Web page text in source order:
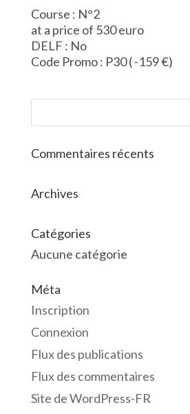
Course : N°2
at a price of 530 euro
DELF : No
Code Promo : P30 ( -159 €)
Commentaires récents
Archives
Catégories
Aucune catégorie
Méta
Inscription
Connexion
Flux des publications
Flux des commentaires
Site de WordPress-FR